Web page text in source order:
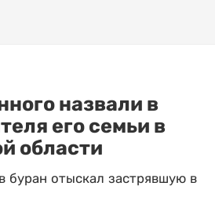
назвали в
его семьи в
области
буран отыскал застрявшую в